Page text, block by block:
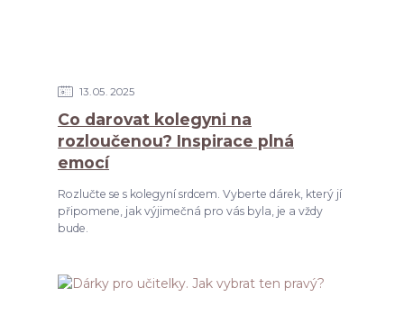
13 05 2025
Co darovat kolegyni na
rozloučenou? Inspirace plná
emocí
Rozlučte se s kolegyní srdcem. Vyberte dárek, který jí
připomene, jak výjimečná pro vás byla, je a vždy
bude.